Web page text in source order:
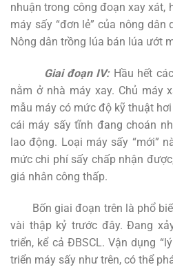
nhuận trong công đoạn xay xát,
máy sấy “đơn lẻ” của nông dân
Nông dân trồng lúa bán lúa ướt
Giai đoạn IV:Hầu hết
nằm ở nhà máy xay. Chủ máy
mẫu máy có mức độ kỹ thuật
cái máy sấy tĩnh đang choán
lao động. Loại máy sấy “mới”
mức chi phí sấy chấp nhận
giá nhân công thấp.
Bốn giai đoạn trên là phổ
vài thập kỷ trước đây. Đang
triển, kể cả ĐBSCL. Vận dụng
triển máy sấy như trên, có thể